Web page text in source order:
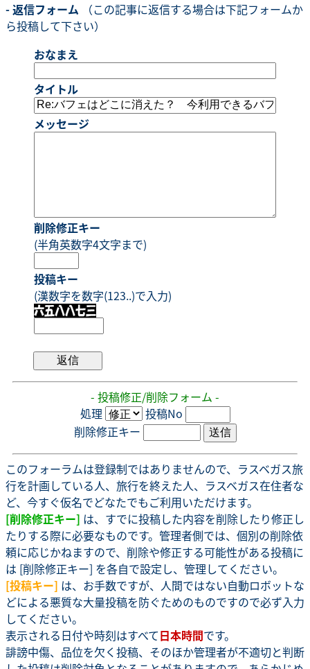
- 返信フォーム （この記事に返信する場合は下記フォームか
ら投稿して下さい）
おなまえ
タイトル
メッセージ
削除修正キー
(半角英数字4文字まで)
投稿キー
(漢数字を数字(123..)で入力)
- 投稿修正/削除フォーム -
処理
投稿No
削除修正キー
このフォーラムは登録制ではありませんので、ラスベガス旅
行を計画している人、旅行を終えた人、ラスベガス在住者な
ど、今すぐ仮名でどなたでもご利用いただけます。
[削除修正キー] は、すでに投稿した内容を削除したり修正し
たりする際に必要なものです。管理者側では、個別の削除依
頼に応じかねますので、削除や修正する可能性がある投稿に
は [削除修正キー] を各自で設定し、管理してください。
[投稿キー] は、お手数ですが、人間ではない自動ロボットな
どによる悪質な大量投稿を防ぐためのものですので必ず入力
してください。
表示される日付や時刻はすべて日本時間です。
誹謗中傷、品位を欠く投稿、そのほか管理者が不適切と判断